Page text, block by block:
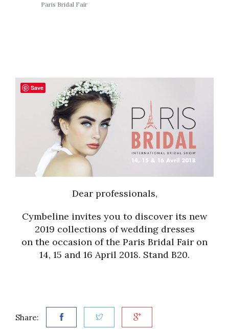
Paris Bridal Fair
Dear professionals,
Cymbeline invites you to discover its new
2019 collections of wedding dresses
on the occasion of the Paris Bridal Fair on
14, 15 and 16 April 2018. Stand B20.
Share:
Save